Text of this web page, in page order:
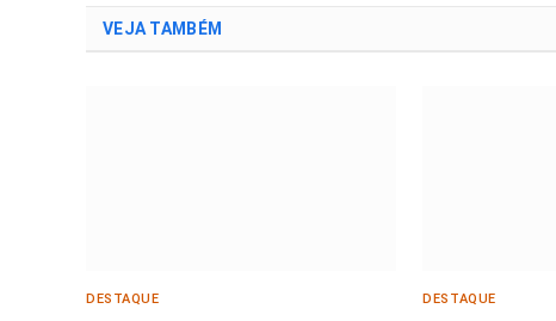
VEJA TAMBÉM
DESTAQUE DESTAQUE